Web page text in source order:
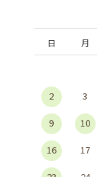
日 月
2 3
9 10
16 17